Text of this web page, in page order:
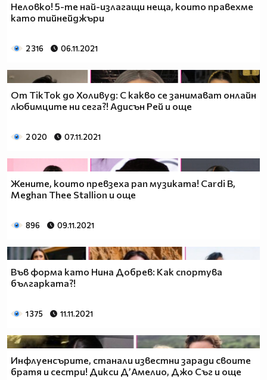
Неловко! 5-те най-излагащи неща, които правехме
като тийнейджъри
2 316 06.11.2021
От TikTok до Холивуд: С какво се занимават онлайн
любимците ни сега?! Адисън Рей и още
2 020 07.11.2021
Жените, които превзеха рап музиката! Cardi B,
Meghan Thee Stallion и още
896 09.11.2021
Във форма като Нина Добрев: Как спортува
българката?!
1 375 11.11.2021
Инфлуенсърите, станали известни заради своите
братя и сестри! Дикси Д’Амелио, Джо Съг и още